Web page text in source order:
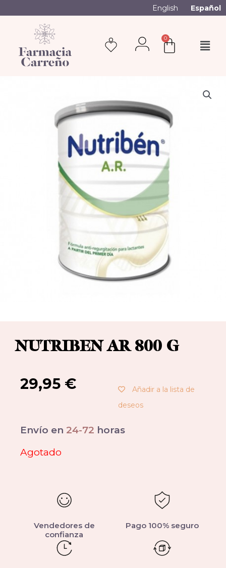
English Español
0
NUTRIBEN AR 800 G
29,95 €
Añadir a la lista de
deseos
Envío en 24-72 horas
Agotado
Vendedores de
confianza
Pago 100% seguro